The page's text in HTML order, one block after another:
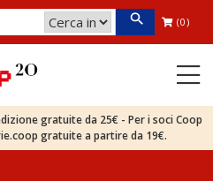
(0)
gratuite da 25€ - Per i soci Coop
gratuite a partire da 19€.